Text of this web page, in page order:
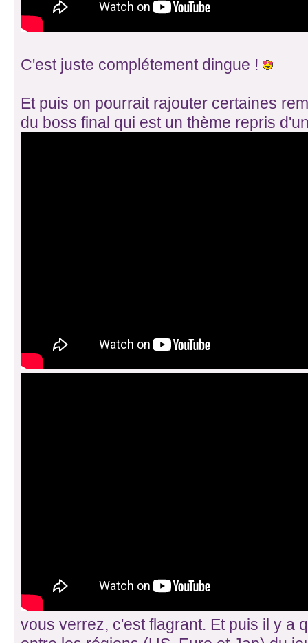
C'est juste complétement dingue !
Et puis on pourrait rajouter certaines
du boss final qui est un thème repris
vous verrez, c'est flagrant. Et puis il y a